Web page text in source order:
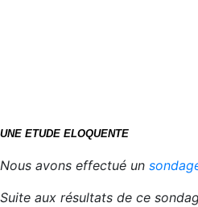
UNE ETUDE ELOQUENTE
Nous avons effectué un
Suite aux résultats de ce